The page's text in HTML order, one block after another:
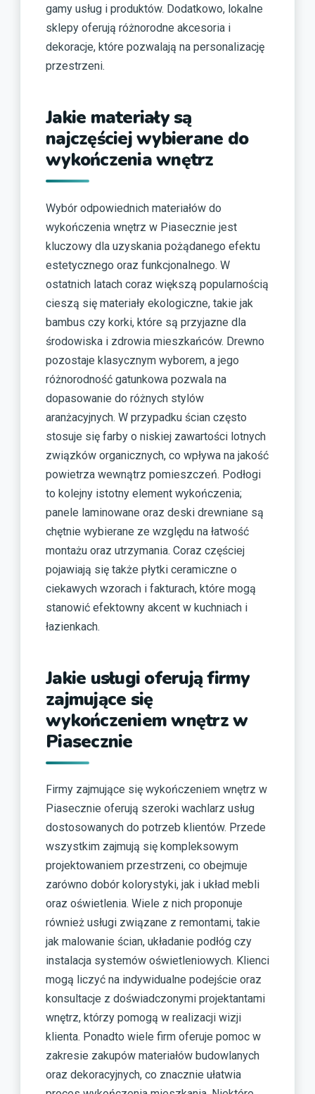
gamy usług i produktów. Dodatkowo, lokalne
sklepy oferują różnorodne akcesoria i
dekoracje, które pozwalają na personalizację
przestrzeni.
Jakie materiały są
najczęściej wybierane do
wykończenia wnętrz
Wybór odpowiednich materiałów do
wykończenia wnętrz w Piasecznie jest
kluczowy dla uzyskania pożądanego efektu
estetycznego oraz funkcjonalnego. W
ostatnich latach coraz większą popularnością
cieszą się materiały ekologiczne, takie jak
bambus czy korki, które są przyjazne dla
środowiska i zdrowia mieszkańców. Drewno
pozostaje klasycznym wyborem, a jego
różnorodność gatunkowa pozwala na
dopasowanie do różnych stylów
aranżacyjnych. W przypadku ścian często
stosuje się farby o niskiej zawartości lotnych
związków organicznych, co wpływa na jakość
powietrza wewnątrz pomieszczeń. Podłogi
to kolejny istotny element wykończenia;
panele laminowane oraz deski drewniane są
chętnie wybierane ze względu na łatwość
montażu oraz utrzymania. Coraz częściej
pojawiają się także płytki ceramiczne o
ciekawych wzorach i fakturach, które mogą
stanowić efektowny akcent w kuchniach i
łazienkach.
Jakie usługi oferują firmy
zajmujące się
wykończeniem wnętrz w
Piasecznie
Firmy zajmujące się wykończeniem wnętrz w
Piasecznie oferują szeroki wachlarz usług
dostosowanych do potrzeb klientów. Przede
wszystkim zajmują się kompleksowym
projektowaniem przestrzeni, co obejmuje
zarówno dobór kolorystyki, jak i układ mebli
oraz oświetlenia. Wiele z nich proponuje
również usługi związane z remontami, takie
jak malowanie ścian, układanie podłóg czy
instalacja systemów oświetleniowych. Klienci
mogą liczyć na indywidualne podejście oraz
konsultacje z doświadczonymi projektantami
wnętrz, którzy pomogą w realizacji wizji
klienta. Ponadto wiele firm oferuje pomoc w
zakresie zakupów materiałów budowlanych
oraz dekoracyjnych, co znacznie ułatwia